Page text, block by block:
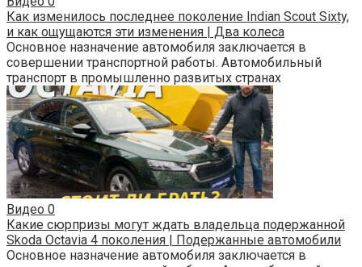
Как изменилось последнее поколение Indian Scout Sixty,
и как ощущаются эти изменения | Два колеса
Основное назначение автомобиля заключается в
совершении транспортной работы. Автомобильный
транспорт в промышленно развитых странах
Видео 0
Какие сюрпризы могут ждать владельца подержанной
Skoda Octavia 4 поколения | Подержанные автомобили
Основное назначение автомобиля заключается в